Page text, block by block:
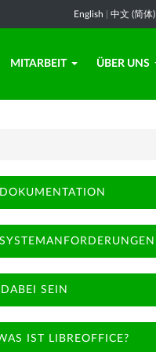
English 中文 (简体)
MITARBEIT ÜBER UNS
DOKUMENTATION
SYSTEMANFORDERUNGEN
DABEI SEIN
IST LIBREOFFICE?